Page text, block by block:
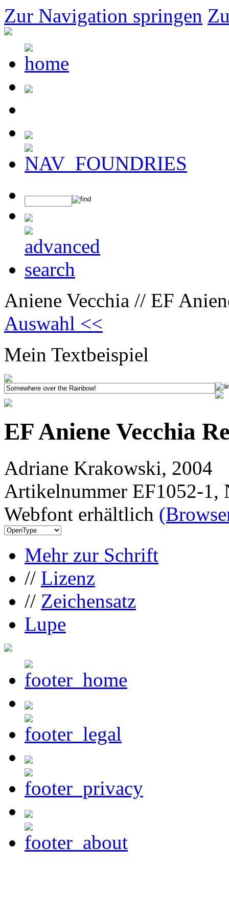
Zur Navigation springen
Aniene Vecchia // EF
Auswahl <<
Mein Textbeispiel
EF Aniene Vecchia
Adriane Krakowski, 2004
Artikelnummer EF1052-1,
Webfont erhältlich
Mehr zur Schrift
// Lizenz
// Zeichensatz
Lupe